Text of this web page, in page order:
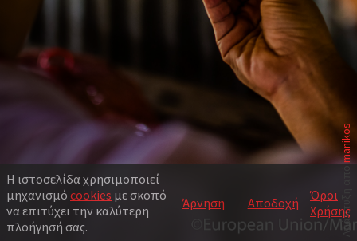
Η ιστοσελίδα χρησιμοποιεί
μηχανισμό cookies με σκοπό
να επιτύχει την καλύτερη
πλοήγησή σας.
Άρνηση Αποδοχή
Όροι
Χρήσης
Ανάπτυξη από
manikos